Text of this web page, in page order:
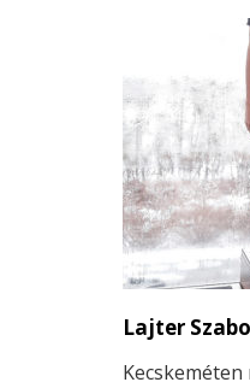
biztosítása. A
kiélezett, és
jelentőséggel
Sólymok
egy újabb
Lajter